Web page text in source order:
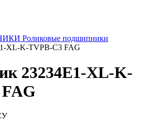
Роликовые подшипники
XL-K-TVPB-C3 FAG
23234E1-XL-K-